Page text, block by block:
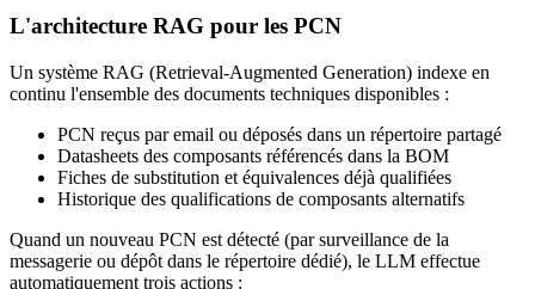
L'architecture RAG pour les PCN
Un système RAG (Retrieval-Augmented Generation) indexe en
continu l'ensemble des documents techniques disponibles :
PCN reçus par email ou déposés dans un répertoire partagé
Datasheets des composants référencés dans la BOM
Fiches de substitution et équivalences déjà qualifiées
Historique des qualifications de composants alternatifs
Quand un nouveau PCN est détecté (par surveillance de la
messagerie ou dépôt dans le répertoire dédié), le LLM effectue
automatiquement trois actions :